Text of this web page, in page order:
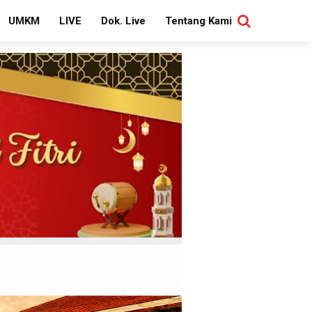
UMKM LIVE Dok. Live Tentang Kami
SEARCH